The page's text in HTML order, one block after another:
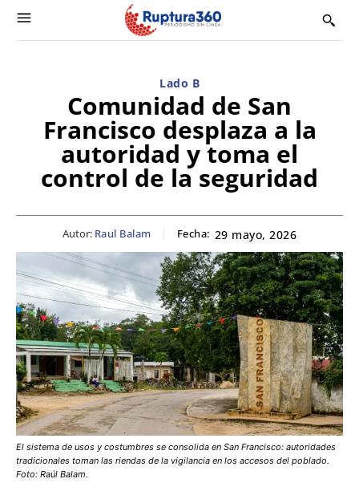
Lado B
Comunidad de San
Francisco desplaza a la
autoridad y toma el
control de la seguridad
Autor: Raul Balam Fecha: 29 mayo, 2026
El sistema de usos y costumbres se consolida en San Francisco: autoridades
tradicionales toman las riendas de la vigilancia en los accesos del poblado.
Foto: Raúl Balam.